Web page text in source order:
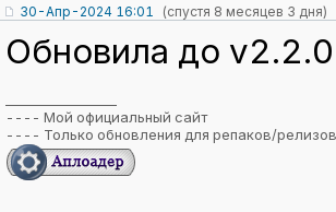
30-Апр-2024 16:01 (спустя 8 месяцев 3 дня)
Обновила до
---- Мой официальный сайт
---- Только обновления для репаков/релизов